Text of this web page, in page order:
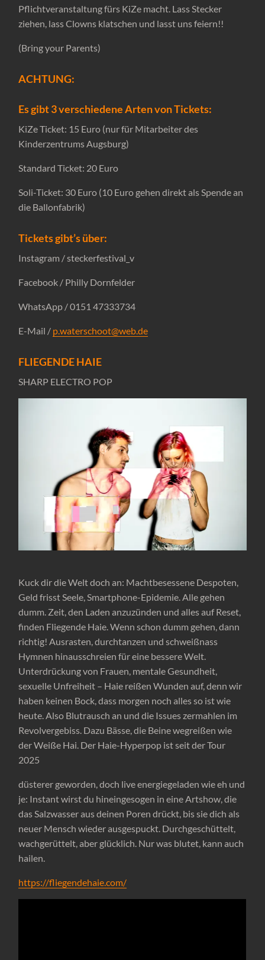
Pflichtveranstaltung fürs KiZe macht. Lass Stecker
ziehen, lass Clowns klatschen und lasst uns feiern!!
(Bring your Parents)
ACHTUNG:
Es gibt 3 verschiedene Arten von Tickets:
KiZe Ticket: 15 Euro (nur für Mitarbeiter des
Kinderzentrums Augsburg)
Standard Ticket: 20 Euro
Soli-Ticket: 30 Euro (10 Euro gehen direkt als Spende an
die Ballonfabrik)
Tickets gibt’s über:
Instagram / steckerfestival_v
Facebook / Philly Dornfelder
WhatsApp / 0151 47333734
E-Mail / p.waterschoot@web.de
FLIEGENDE HAIE
SHARP ELECTRO POP
Kuck dir die Welt doch an: Machtbesessene Despoten,
Geld frisst Seele, Smartphone-Epidemie. Alle gehen
dumm. Zeit, den Laden anzuzünden und alles auf Reset,
finden Fliegende Haie. Wenn schon dumm gehen, dann
richtig! Ausrasten, durchtanzen und schweißnass
Hymnen hinausschreien für eine bessere Welt.
Unterdrückung von Frauen, mentale Gesundheit,
sexuelle Unfreiheit – Haie reißen Wunden auf, denn wir
haben keinen Bock, dass morgen noch alles so ist wie
heute. Also Blutrausch an und die Issues zermahlen im
Revolvergebiss. Dazu Bässe, die Beine wegreißen wie
der Weiße Hai. Der Haie-Hyperpop ist seit der Tour
2025
düsterer geworden, doch live energiegeladen wie eh und
je: Instant wirst du hineingesogen in eine Artshow, die
das Salzwasser aus deinen Poren drückt, bis sie dich als
neuer Mensch wieder ausgespuckt. Durchgeschüttelt,
wachgerüttelt, aber glücklich. Nur was blutet, kann auch
hailen.
https://fliegendehaie.com/